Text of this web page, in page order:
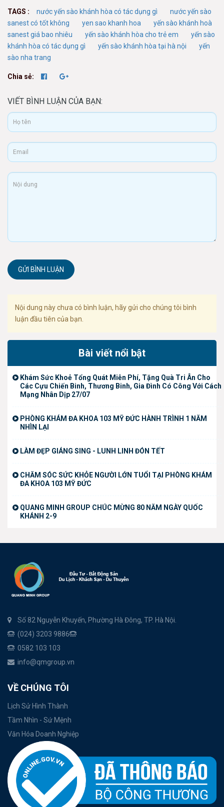
TAGS : nước yến sào khánh hòa có tác dụng gì
nước yến sào
sanest có tốt không
yen sao khanh hoa
yến sào khánh hoà
sanest giá bao nhiêu
yến sào khánh hòa cho trẻ em
yến sào
khánh hòa có tác dụng gì
yến sào khánh hòa tại hà nội
yến
sào nha trang
Chia sẻ:
VIẾT BÌNH LUẬN CỦA BẠN:
GỬI BÌNH LUẬN
Nội dung này chưa có bình luận, hãy gửi cho chúng tôi bình
luận đầu tiên của bạn.
Bài viết nổi bật
Khám Sức Khoẻ Tổng Quát Miễn Phí, Tặng Quà Tri Ân Cho
Các Cựu Chiến Binh, Thương Binh, Gia Đình Có Công Với Cách
Mạng Nhân Dịp 27/07
PHÒNG KHÁM ĐA KHOA 103 MỸ ĐỨC HÀNH TRÌNH 1 NĂM
NHÌN LẠI
LÀM ĐẸP GIÁNG SING - LUNH LINH ĐÓN TẾT
CHĂM SÓC SỨC KHỎE NGƯỜI LỚN TUỔI TẠI PHÒNG KHÁM
ĐA KHOA 103 MỸ ĐỨC
QUANG MINH GROUP CHÚC MỪNG 80 NĂM NGÀY QUỐC
KHÁNH 2-9
Số 82 Nguyễn Khuyến, Phường Hà Đông, TP. Hà Nội.
(024) 3203 9886
0582 103 103
info@qmgroup.vn
VỀ CHÚNG TÔI
Lịch Sử Hình Thành
Tầm Nhìn - Sứ Mệnh
Văn Hóa Doanh Nghiệp